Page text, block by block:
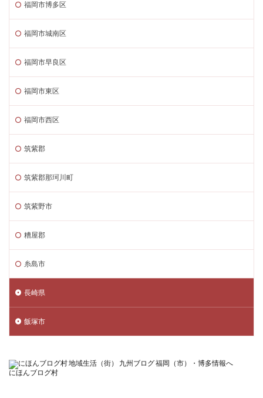
福岡市博多区
福岡市城南区
福岡市早良区
福岡市東区
福岡市西区
筑紫郡
筑紫郡那珂川町
筑紫野市
糟屋郡
糸島市
長崎県
飯塚市
にほんブログ村